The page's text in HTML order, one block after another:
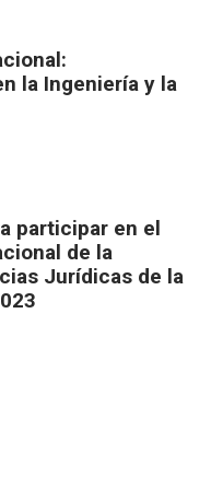
la Ingeniería y la
participar en el
de la
Jurídicas de la